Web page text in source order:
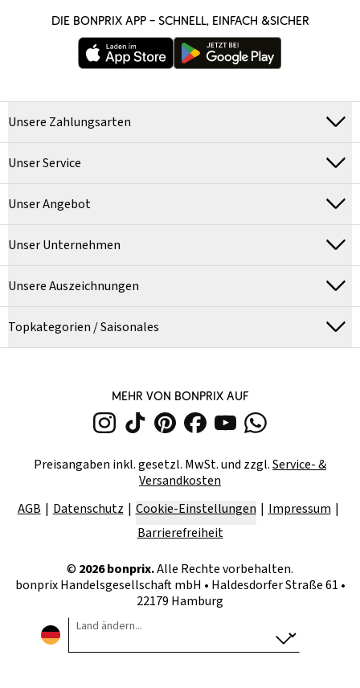
DIE BONPRIX APP – SCHNELL, EINFACH &SICHER
Unsere Zahlungsarten
Unser Service
Unser Angebot
Unser Unternehmen
Unsere Auszeichnungen
Topkategorien / Saisonales
MEHR VON BONPRIX AUF
Preisangaben inkl. gesetzl. MwSt. und zzgl.Service- &
Versandkosten
AGB
Datenschutz Cookie-Einstellungen
Impressum
Barrierefreiheit
© 2026bonprix.Alle Rechte vorbehalten.
bonprix Handelsgesellschaft mbH • Haldesdorfer Straße 61 •
22179 Hamburg
Land ändern...